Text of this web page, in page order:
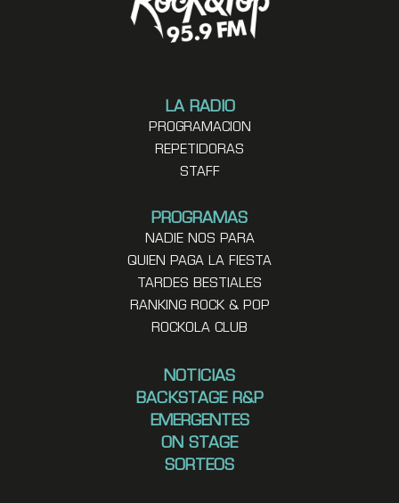
LA RADIO
PROGRAMACION
REPETIDORAS
STAFF
PROGRAMAS
NADIE NOS PARA
QUIEN PAGA LA FIESTA
TARDES BESTIALES
RANKING ROCK & POP
ROCKOLA CLUB
NOTICIAS
BACKSTAGE R&P
EMERGENTES
ON STAGE
SORTEOS